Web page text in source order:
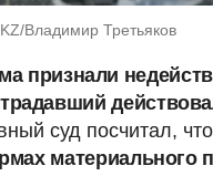
Владимир Третьяков
признали
суд посчитал,
материального